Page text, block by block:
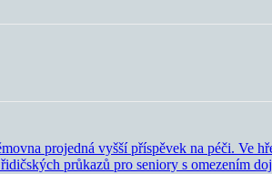
projedná vyšší příspěvek na péči. Ve
průkazů pro seniory s omezením